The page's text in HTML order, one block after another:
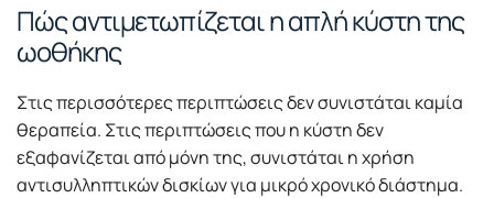
Πώς αντιμετωπίζεται η απλή κύστη της
ωοθήκης
Στις περισσότερες περιπτώσεις δεν συνιστάται καμία
θεραπεία. Στις περιπτώσεις που η κύστη δεν
εξαφανίζεται από μόνη της, συνιστάται η χρήση
αντισυλληπτικών δισκίων για μικρό χρονικό διάστημα.